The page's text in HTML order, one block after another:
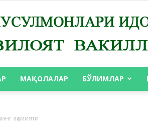
МАҚОЛАЛАР БЎЛИМЛАР
аҳамияти